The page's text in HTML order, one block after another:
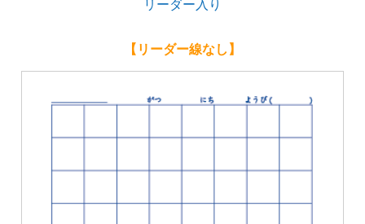
リーダー入り
【リーダー線なし】